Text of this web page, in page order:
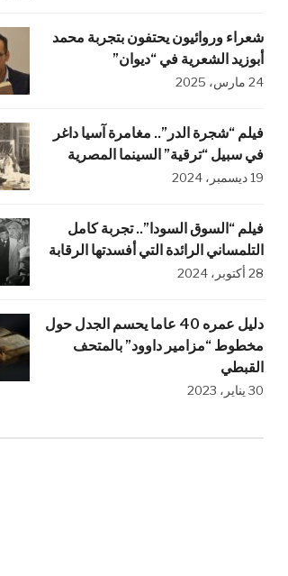
شعراء وروائيون يحتفون بتجربة محمد
أبوزيد الشعرية في “ديوان”
24 مارس، 2025
فيلم “شجرة الدر”.. مغامرة آسيا داغر
في سبيل “ترقية” السينما المصرية
19 ديسمبر، 2024
فيلم “السوق السودا”.. تجربة كامل
التلمساني الرائدة التي أفسدتها الرقابة
28 أكتوبر، 2024
دليل عمره 40 عاما يحسم الجدل حول
مخطوط “مزامير داوود” بالمتحف
القبطي
30 يناير، 2023